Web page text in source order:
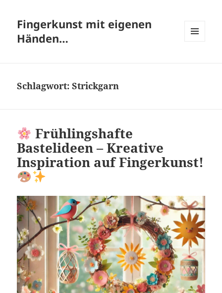
Fingerkunst mit eigenen
Händen…
Schlagwort:Strickgarn
Frühlingshafte
Bastelideen – Kreative
Inspiration auf Fingerkunst!